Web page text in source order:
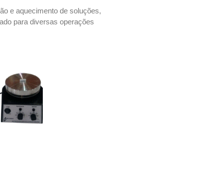
e aquecimento de soluções,
para diversas operações